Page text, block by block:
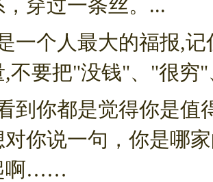
穿过一条丝。...
一个人最大的福报,
,不要把"没钱"、"很穷
到你都是觉得你是值
你说一句，你是哪
啊……